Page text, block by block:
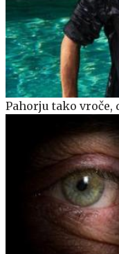
Pahorju tako vroče,